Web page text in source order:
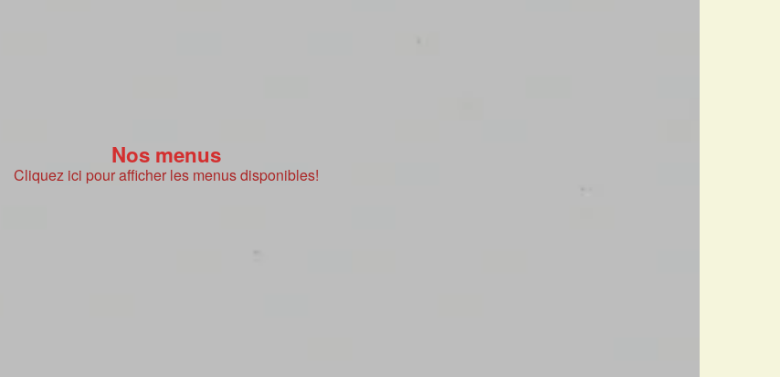
Nos menus
Cliquez ici pour afficher les menus disponibles!